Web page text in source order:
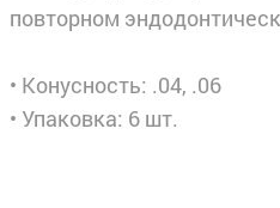
повторном
• Конусность: .04, .06
• Упаковка: 6 шт.